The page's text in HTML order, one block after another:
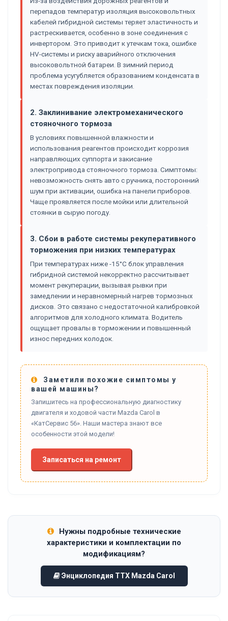
перепадов температур изоляция высоковольтных
кабелей гибридной системы теряет эластичность и
растрескивается, особенно в зоне соединения с
инвертором. Это приводит к утечкам тока, ошибке
HV-системы и риску аварийного отключения
высоковольтной батареи. В зимний период
проблема усугубляется образованием конденсата в
местах повреждения изоляции.
2. Заклинивание электромеханического
стояночного тормоза
В условиях повышенной влажности и
использования реагентов происходит коррозия
направляющих суппорта и закисание
электропривода стояночного тормоза. Симптомы:
невозможность снять авто с ручника, посторонний
шум при активации, ошибка на панели приборов.
Чаще проявляется после мойки или длительной
стоянки в сырую погоду.
3. Сбои в работе системы рекуперативного
торможения при низких температурах
При температурах ниже -15°C блок управления
гибридной системой некорректно рассчитывает
момент рекуперации, вызывая рывки при
замедлении и неравномерный нагрев тормозных
дисков. Это связано с недостаточной калибровкой
алгоритмов для холодного климата. Водитель
ощущает провалы в торможении и повышенный
износ передних колодок.
Заметили похожие симптомы у
вашей машины?
Запишитесь на профессиональную диагностику
двигателя и ходовой части Mazda Carol в
«КатСервис 56». Наши мастера знают все
особенности этой модели!
Записаться на ремонт
Нужны подробные технические
характеристики и комплектации по
модификациям?
Энциклопедия ТТХ Mazda Carol